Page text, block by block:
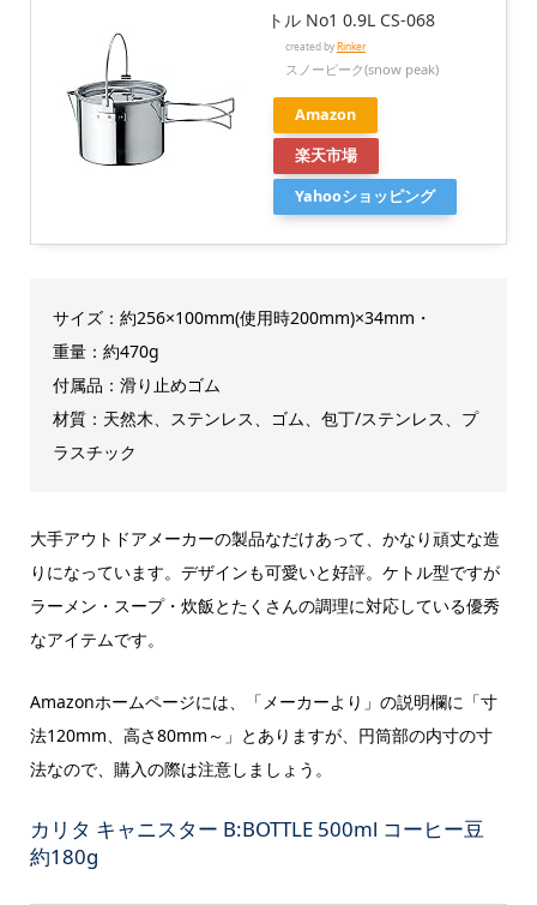
トル No1 0.9L CS-068
created by Rinker
スノーピーク(snow peak)
Amazon
楽天市場
Yahooショッピング
サイズ：約256×100mm(使用時200mm)×34mm・
重量：約470g
付属品：滑り止めゴム
材質：天然木、ステンレス、ゴム、包丁/ステンレス、プ
ラスチック
大手アウトドアメーカーの製品なだけあって、かなり頑丈な造
りになっています。デザインも可愛いと好評。ケトル型ですが
ラーメン・スープ・炊飯とたくさんの調理に対応している優秀
なアイテムです。
Amazonホームページには、「メーカーより」の説明欄に「寸
法120mm、高さ80mm～」とありますが、円筒部の内寸の寸
法なので、購入の際は注意しましょう。
カリタ キャニスター B:BOTTLE 500ml コーヒー豆
約180g